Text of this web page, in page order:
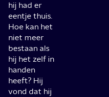
hij had er
eentje thuis.
Hoe kan het
niet meer
bestaan als
hij het zelf in
handen
heeft? Hij
vond dat hij